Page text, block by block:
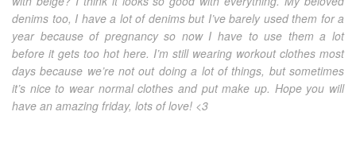
denims too, I have a lot of denims but I’ve barely used them for a
year because of pregnancy so now I have to use them a lot
before it gets too hot here. I’m still wearing workout clothes most
days because we’re not out doing a lot of things, but sometimes
it’s nice to wear normal clothes and put make up. Hope you will
have an amazing friday, lots of love! <3